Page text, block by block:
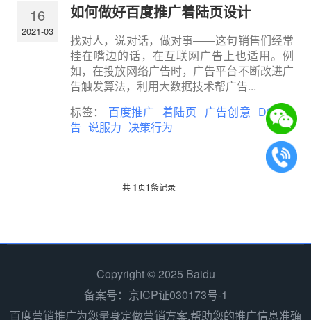
16
2021-03
如何做好百度推广着陆页设计
找对人，说对话，做对事——这句销售们经常
挂在嘴边的话，在互联网广告上也适用。例
如，在投放网络广告时，广告平台不断改进广
告触发算法，利用大数据技术帮广告...
标签： 百度推广 着陆页 广告创意 DSP广
告 说服力 决策行为
共1页1条记录
Copyright © 2025 Baidu
备案号：京ICP证030173号-1
百度营销推广为您量身定做营销方案,帮助您的推广信息准确